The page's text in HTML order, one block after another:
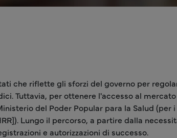
che riflette gli sforzi del governo per
Tuttavia, per ottenere l'accesso al
del Poder Popular para la Salud
Lungo il percorso, a partire dalla
e autorizzazioni di successo.